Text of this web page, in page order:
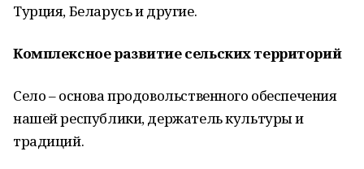
Турция, Беларусь и другие.
Комплексное развитие сельских территорий
Село – основа продовольственного обеспечения
нашей республики, держатель культуры и
традиций.